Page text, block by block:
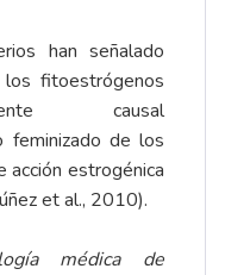
han señalado
fitoestrógenos
causal
feminizado de los
acción estrogénica
et al., 2010).
médica de